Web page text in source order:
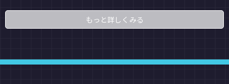
もっと詳しくみる